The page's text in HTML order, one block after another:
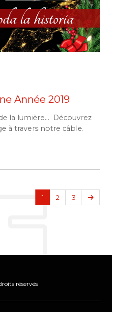
Année 2019
la lumière... Découvrez
à travers notre câble.
1 2 3
réservés